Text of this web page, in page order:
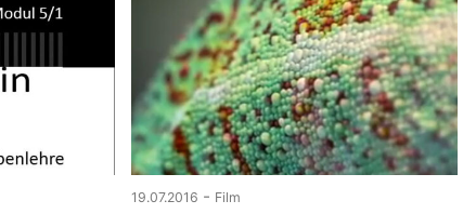
19.07.2016 - Film